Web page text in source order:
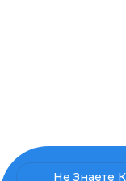
Не Знаете